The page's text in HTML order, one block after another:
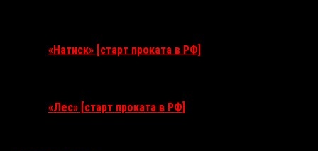
«Натиск» [старт проката в РФ]
«Лес» [старт проката в РФ]